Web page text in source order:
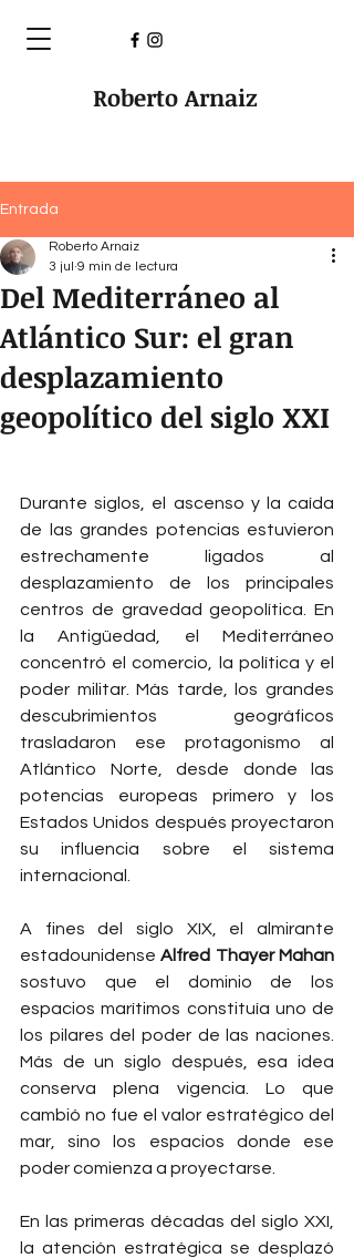
Roberto Arnaiz
Entrada
Del Mediterráneo al
Atlántico Sur: el gran
desplazamiento
geopolítico del siglo XXI
Roberto Arnaiz
3 jul 9 min de lectura
Durante siglos, el ascenso y la caída
de las grandes potencias estuvieron
estrechamente ligados al
desplazamiento de los principales
centros de gravedad geopolítica. En
la Antigüedad, el Mediterráneo
concentró el comercio, la política y el
poder militar. Más tarde, los grandes
descubrimientos geográficos
trasladaron ese protagonismo al
Atlántico Norte, desde donde las
potencias europeas primero y los
Estados Unidos después proyectaron
su influencia sobre el sistema
internacional.
A fines del siglo XIX, el almirante
estadounidense Alfred Thayer Mahan
sostuvo que el dominio de los
espacios marítimos constituía uno de
los pilares del poder de las naciones.
Más de un siglo después, esa idea
conserva plena vigencia. Lo que
cambió no fue el valor estratégico del
mar, sino los espacios donde ese
poder comienza a proyectarse.
En las primeras décadas del siglo XXI,
la atención estratégica se desplazó